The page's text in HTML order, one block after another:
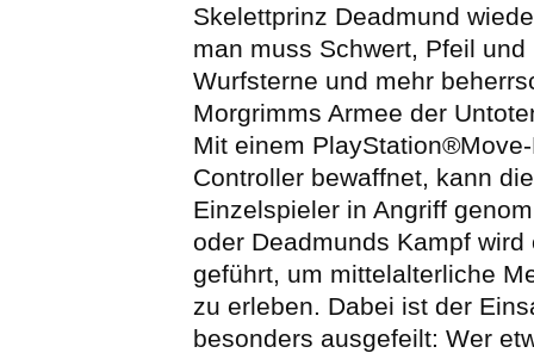
Skelettprinz Deadmund
man muss Schwert, Pfeil und
Wurfsterne und mehr
Morgrimms Armee der
Mit einem
Controller bewaffnet, kann
Einzelspieler in Angriff
oder Deadmunds Kampf wird
geführt, um mittelalterliche
zu erleben. Dabei ist der
besonders ausgefeilt: Wer